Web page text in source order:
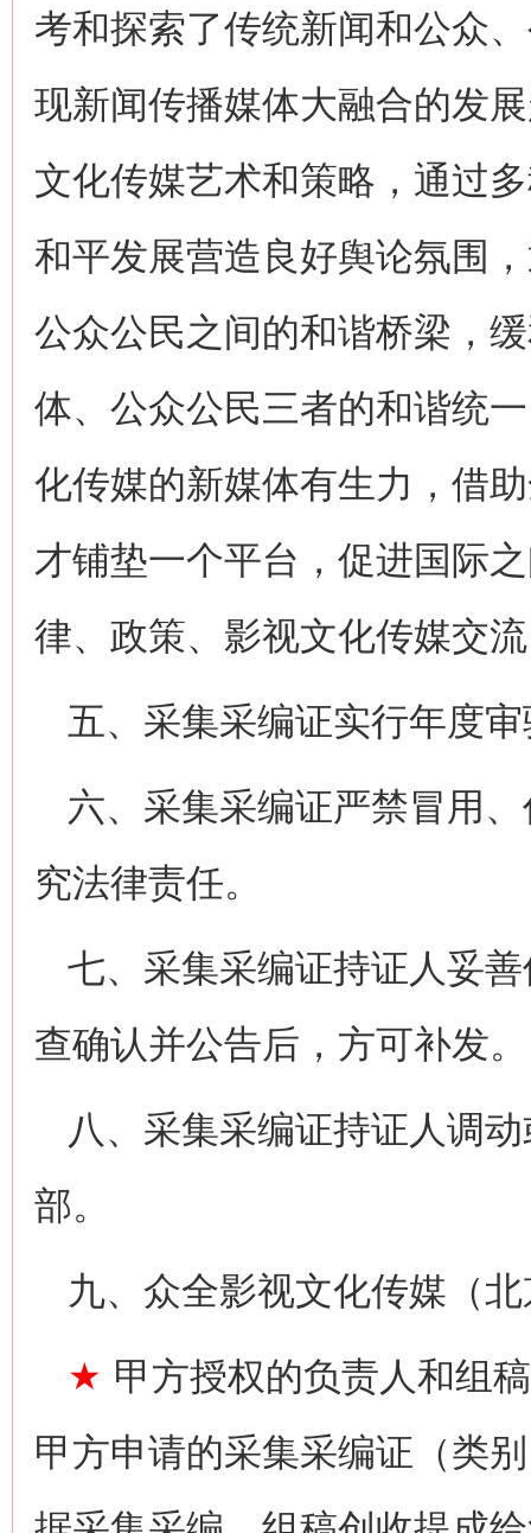
考和探索了传统新闻和公众
现新闻传播媒体大融合的发
文化传媒艺术和策略，通过
和平发展营造良好舆论氛围
公众公民之间的和谐桥梁，
体、公众公民三者的和谐统
化传媒的新媒体有生力，借
才铺垫一个平台，促进国际
律、政策、影视文化传媒交
五、采集采编证实行年度
六、采集采编证严禁冒用
究法律责任。
七、采集采编证持证人妥
查确认并公告后，方可补发。
八、采集采编证持证人调
部。
九、众全影视文化传媒（
★ 甲方授权的负责人和组
甲方申请的采集采编证（类